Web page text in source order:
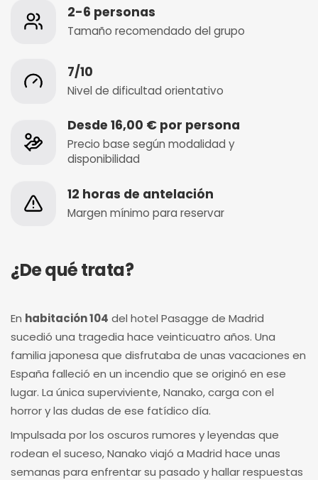
2-6 personas
Tamaño recomendado del grupo
7/10
Nivel de dificultad orientativo
Desde 16,00 € por persona
Precio base según modalidad y
disponibilidad
12 horas de antelación
Margen mínimo para reservar
¿De qué trata?
En habitación 104 del hotel Pasagge de Madrid
sucedió una tragedia hace veinticuatro años. Una
familia japonesa que disfrutaba de unas vacaciones en
España falleció en un incendio que se originó en ese
lugar. La única superviviente, Nanako, carga con el
horror y las dudas de ese fatídico día.
Impulsada por los oscuros rumores y leyendas que
rodean el suceso, Nanako viajó a Madrid hace unas
semanas para enfrentar su pasado y hallar respuestas